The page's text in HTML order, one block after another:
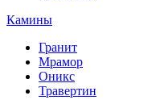
Камины
Гранит
Мрамор
Оникс
Травертин